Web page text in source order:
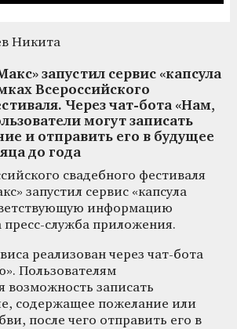
Никита
запустил сервис «капсула
Всероссийского
Через чат-бота «Нам,
могут записать
и отправить его в будущее
до года
свадебного фестиваля
запустил сервис «капсула
информацию
пресс-служба приложения.
реализован через чат-бота
Пользователям
возможность записать
содержащее пожелание или
после чего отправить его в